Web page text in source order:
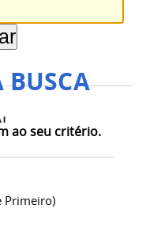
BUSCA
ao seu critério.
Primeiro)
DE